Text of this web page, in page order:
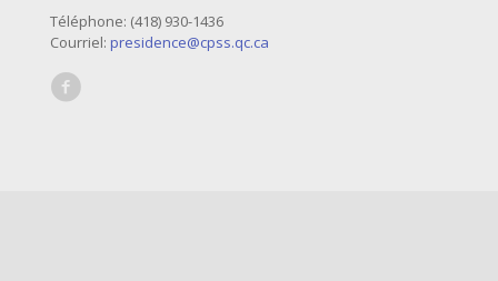
Téléphone: (418) 930-1436
Courriel: presidence@cpss.qc.ca